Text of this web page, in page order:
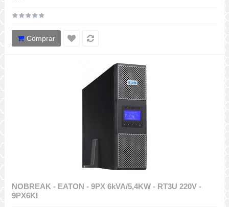
Comprar
NOBREAK - EATON - 9PX 6kVA/5,4KW - RT3U 220V -
9PX6KI